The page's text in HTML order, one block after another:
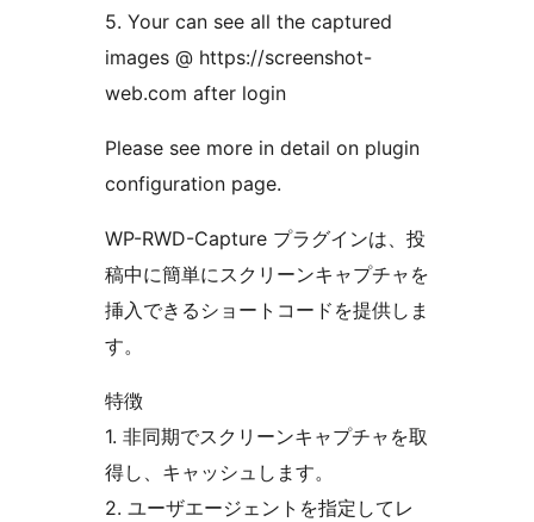
5. Your can see all the captured
images @ https://screenshot-
web.com after login
Please see more in detail on plugin
configuration page.
WP-RWD-Capture プラグインは、投
稿中に簡単にスクリーンキャプチャを
挿入できるショートコードを提供しま
す。
特徴
1. 非同期でスクリーンキャプチャを取
得し、キャッシュします。
2. ユーザエージェントを指定してレ